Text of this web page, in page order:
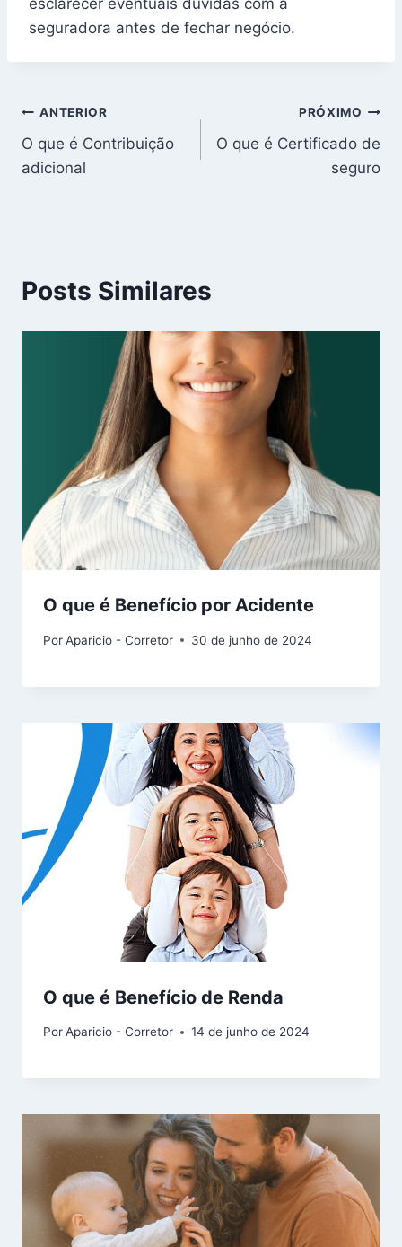
seguradora antes de fechar negócio.
Navegação
de
ANTERIOR
O que é Contribuição
adicional
PRÓXIMO
O que é Certificado de
seguro
Posts Similares
O que é Benefício por Acidente
PorAparicio - Corretor 30 de junho de 2024
O que é Benefício de Renda
PorAparicio - Corretor 14 de junho de 2024